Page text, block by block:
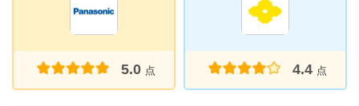
5.0 点 4.4 点